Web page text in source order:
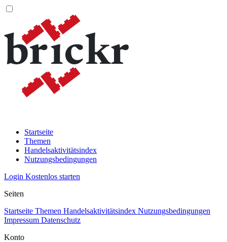
Startseite
Themen
Handelsaktivitätsindex
Nutzungsbedingungen
Login Kostenlos starten
Seiten
Startseite Themen Handelsaktivitätsindex Nutzungsbedingungen
Impressum Datenschutz
Konto